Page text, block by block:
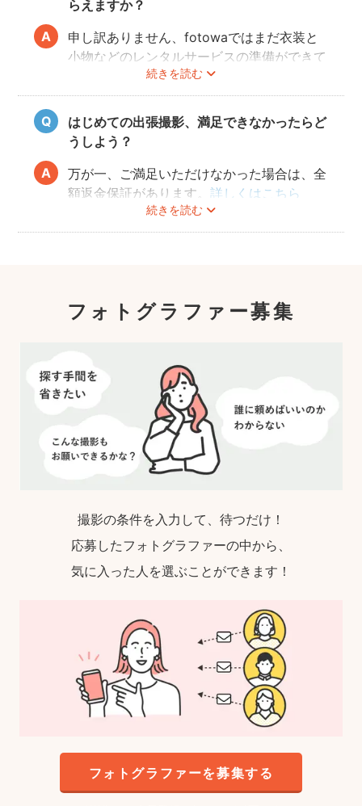
更日に対応できないこともありますので、あ
らかじめ開花予想を確認しながら撮影日を決
めることをオススメいたします。
らえますか？
続きを読む
申し訳ありません、fotowaではまだ衣装と
小物などのレンタルサービスの準備ができて
おりませんので、お客様ご自身にご用意をお
願いしております。
はじめての出張撮影、満足できなかったらど
うしよう？
続きを読む
万が一、ご満足いただけなかった場合は、全
額返金保証があります。詳しくはこちら
フォトグラファー募集
撮影の条件を入力して、待つだけ！
応募したフォトグラファーの中から、
気に入った人を選ぶことができます！
フォトグラファーを募集する